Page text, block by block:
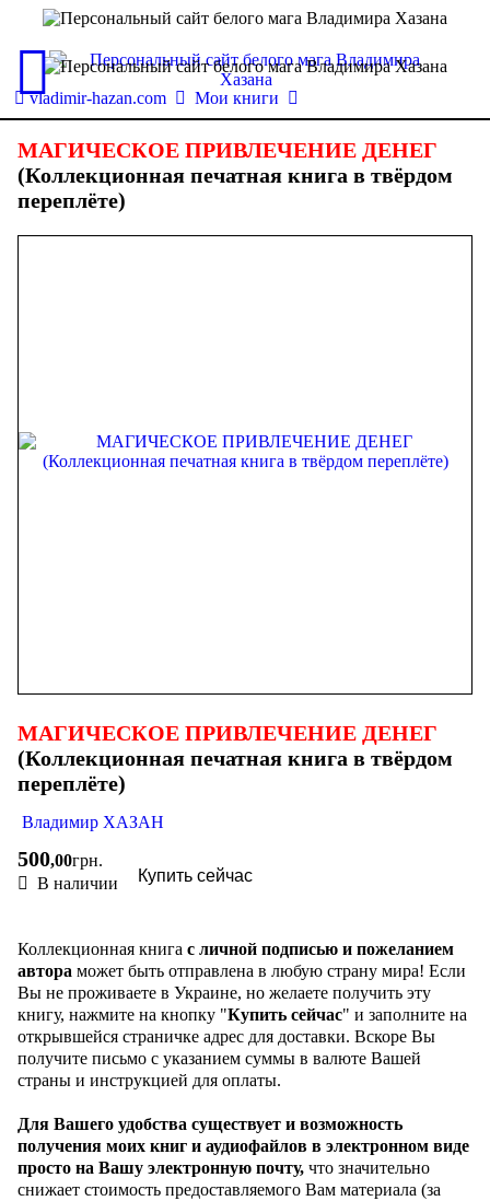
vladimir-hazan.com Мои книги
МАГИЧЕСКОЕ ПРИВЛЕЧЕНИЕ ДЕНЕГ
(Коллекционная печатная книга в твёрдом
переплёте)
МАГИЧЕСКОЕ ПРИВЛЕЧЕНИЕ ДЕНЕГ
(Коллекционная печатная книга в твёрдом
переплёте)
Владимир ХАЗАН
500,00грн.
В наличии
Купить сейчас
Коллекционная книга с личной подписью и пожеланием
автора может быть отправлена в любую страну мира! Если
Вы не проживаете в Украине, но желаете получить эту
книгу, нажмите на кнопку "Купить сейчас" и заполните на
открывшейся страничке адрес для доставки. Вскоре Вы
получите письмо с указанием суммы в валюте Вашей
страны и инструкцией для оплаты.
Для Вашего удобства существует и возможность
получения моих книг и аудиофайлов в электронном виде
просто на Вашу электронную почту, что значительно
снижает стоимость предоставляемого Вам материала (за